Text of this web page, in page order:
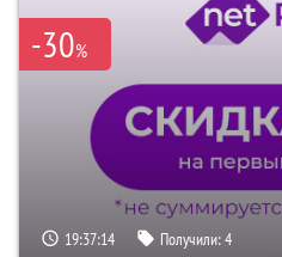
-30%
19:37:13 Получили:4